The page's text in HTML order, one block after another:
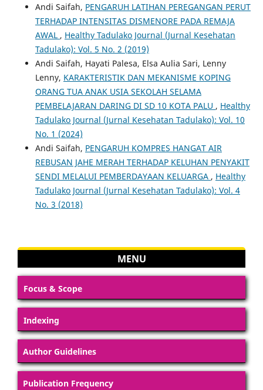
Andi Saifah, PENGARUH LATIHAN PEREGANGAN PERUT
TERHADAP INTENSITAS DISMENORE PADA REMAJA
AWAL , Healthy Tadulako Journal (Jurnal Kesehatan
Tadulako): Vol. 5 No. 2 (2019)
Andi Saifah, Hayati Palesa, Elsa Aulia Sari, Lenny
Lenny, KARAKTERISTIK DAN MEKANISME KOPING
ORANG TUA ANAK USIA SEKOLAH SELAMA
PEMBELAJARAN DARING DI SD 10 KOTA PALU , Healthy
Tadulako Journal (Jurnal Kesehatan Tadulako): Vol. 10
No. 1 (2024)
Andi Saifah, PENGARUH KOMPRES HANGAT AIR
REBUSAN JAHE MERAH TERHADAP KELUHAN PENYAKIT
SENDI MELALUI PEMBERDAYAAN KELUARGA , Healthy
Tadulako Journal (Jurnal Kesehatan Tadulako): Vol. 4
No. 3 (2018)
MENU
Focus & Scope
Indexing
Author Guidelines
Publication Frequency